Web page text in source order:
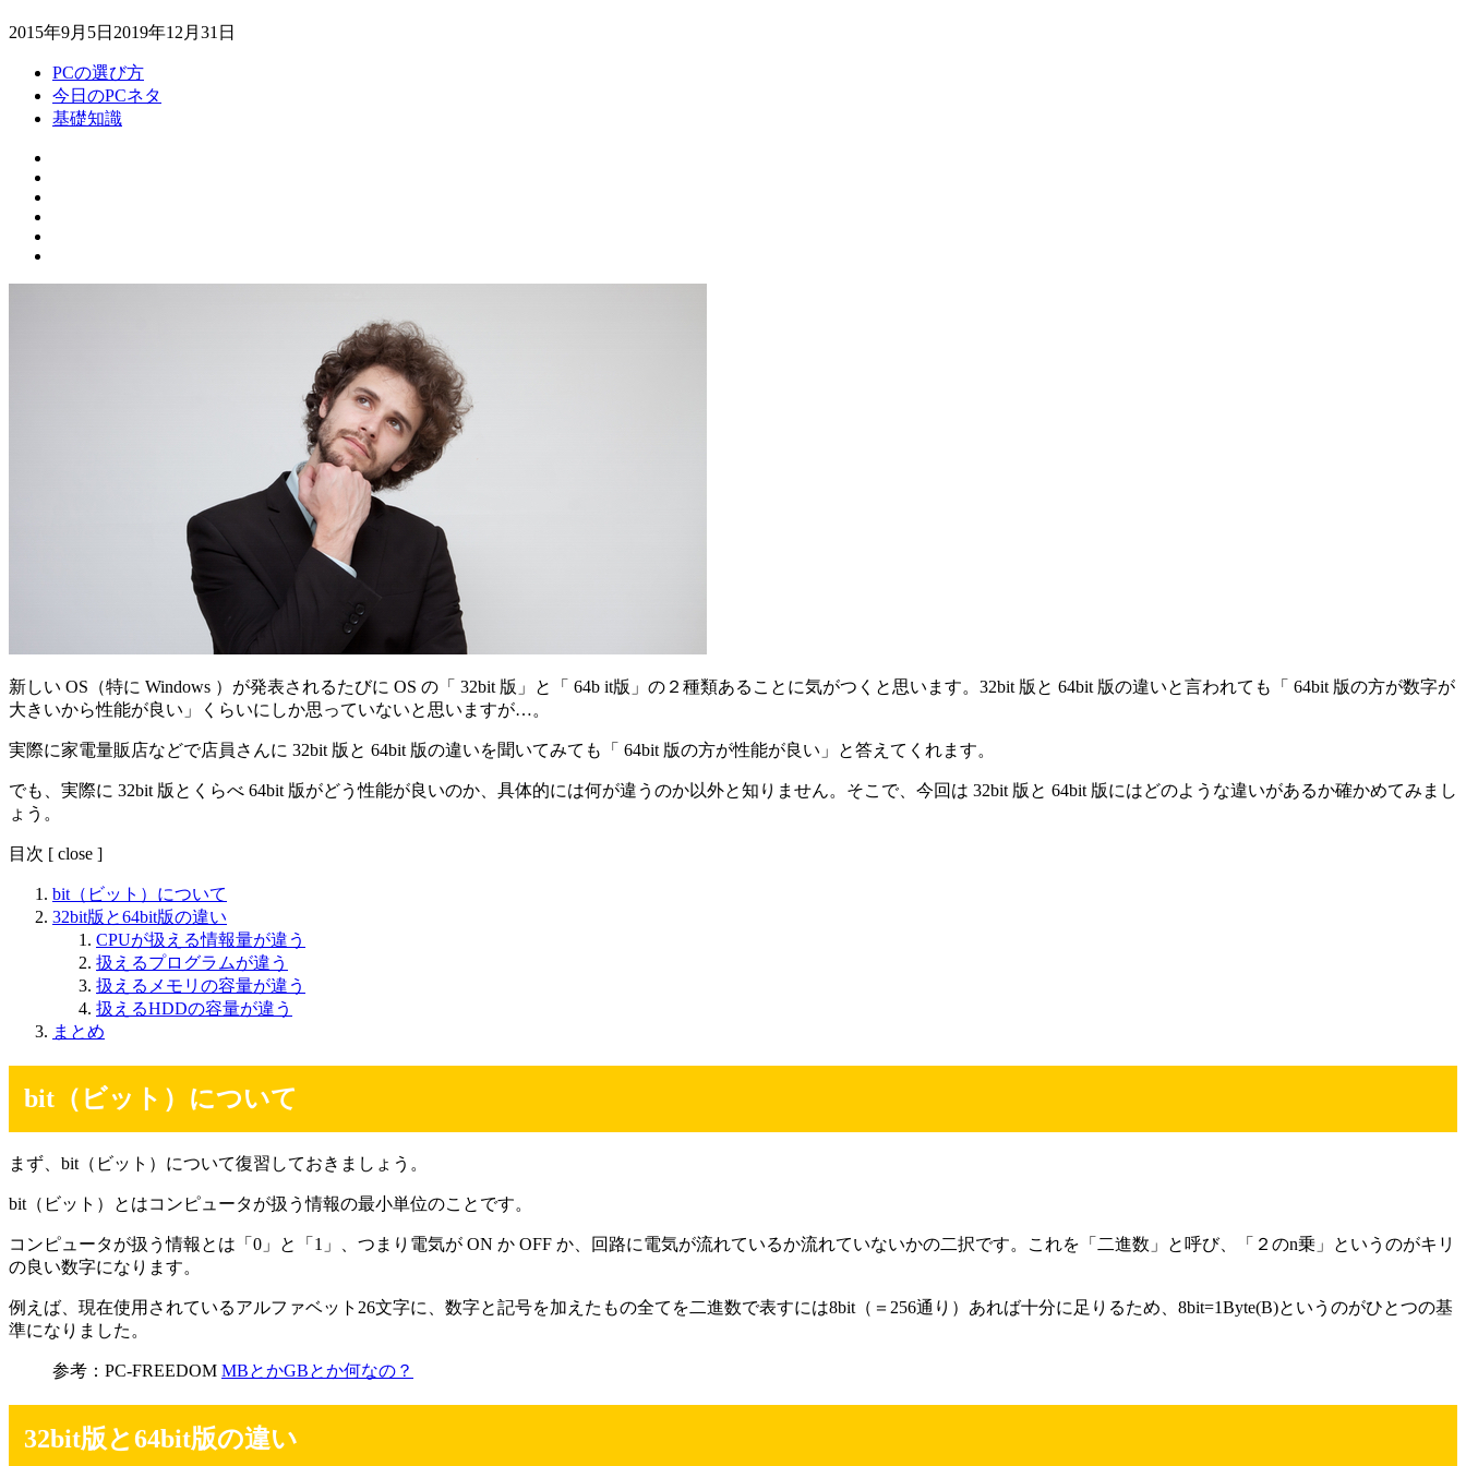
2015年9月5日 2019年12月31日
PCの選び方
今日のPCネタ
基礎知識
新しい OS（特に Windows ）が発表されるたびに OS の「 32bit 版」と「 64b it版」の２種類あることに気がつくと思います。32bit 版と 64bit 版の違いと言われても「 64bit 版の方が数字が
大きいから性能が良い」くらいにしか思っていないと思いますが…。
実際に家電量販店などで店員さんに 32bit 版と 64bit 版の違いを聞いてみても「 64bit 版の方が性能が良い」と答えてくれます。
でも、実際に 32bit 版とくらべ 64bit 版がどう性能が良いのか、具体的には何が違うのか以外と知りません。そこで、今回は 32bit 版と 64bit 版にはどのような違いがあるか確かめてみまし
ょう。
目次 [ close ]
bit（ビット）について
32bit版と64bit版の違い
CPUが扱える情報量が違う
扱えるプログラムが違う
扱えるメモリの容量が違う
扱えるHDDの容量が違う
まとめ
bit（ビット）について
まず、bit（ビット）について復習しておきましょう。
bit（ビット）とはコンピュータが扱う情報の最小単位のことです。
コンピュータが扱う情報とは「0」と「1」、つまり電気が ON か OFF か、回路に電気が流れているか流れていないかの二択です。これを「二進数」と呼び、「２のn乗」というのがキリ
の良い数字になります。
例えば、現在使用されているアルファベット26文字に、数字と記号を加えたもの全てを二進数で表すには8bit（＝256通り）あれば十分に足りるため、8bit=1Byte(B)というのがひとつの基
準になりました。
参考：PC-FREEDOM MBとかGBとか何なの？
32bit版と64bit版の違い